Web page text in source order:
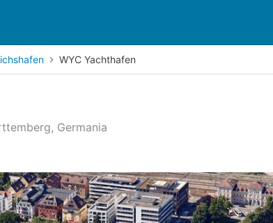
WYC Yachthafen
Germania
dei clienti